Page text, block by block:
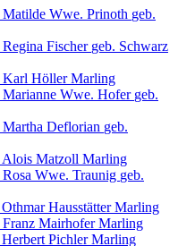
Matilde Wwe. Prinoth geb.
Regina Fischer geb. Schwarz
Karl HöllerMarling
Marianne Wwe. Hofer geb.
Martha Deflorian geb.
Alois Matzoll Marling
Rosa Wwe. Traunig geb.
Othmar HausstätterMarling
Franz MairhoferMarling
Herbert PichlerMarling